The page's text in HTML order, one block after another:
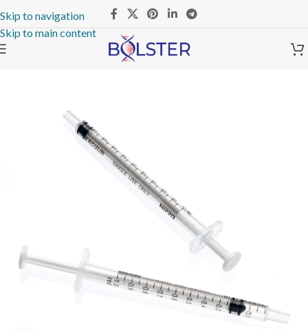
Skip to navigation
Skip to main content